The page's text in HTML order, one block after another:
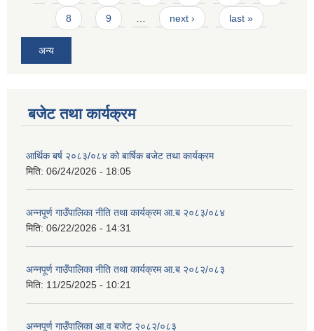
8 9 next › last »
अन्य
बजेट तथा कार्यक्रम
आर्थिक बर्ष २०८३/०८४ को बार्षिक बजेट तथा कार्यक्रम
मिति: 06/24/2026 - 18:05
अन्नपूर्ण गाउँपालिका नीति तथा कार्यक्रम आ.ब २०८३/०८४
मिति: 06/22/2026 - 14:31
अन्नपूर्ण गाउँपालिका नीति तथा कार्यक्रम आ.ब २०८२/०८३
मिति: 11/25/2025 - 10:21
अन्नपूर्ण गाउँपालिका आ.व बजेट २०८२/०८३